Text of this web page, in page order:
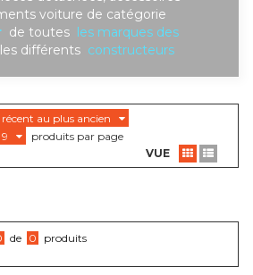
voiture de catégorie
de toutes les marques des
différents constructeurs
au plus ancien
9
produits par page
VUE
de 0 produits